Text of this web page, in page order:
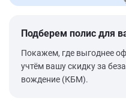
Подберем полис для
Покажем, где выгоднее
учтём вашу скидку за
вождение (КБМ).